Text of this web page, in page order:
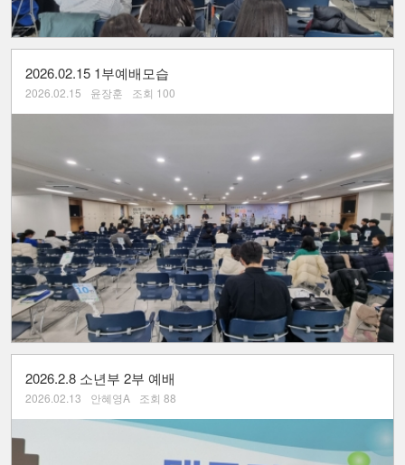
2026.02.15 1부예배모습
2026.02.15 윤장훈 조회 100
2026.2.8 소년부 2부 예배
2026.02.13 안혜영A 조회 88